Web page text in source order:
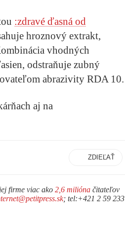
:zdravé ďasná od
hroznový extrakt,
vhodných
odstraňuje zubný
abrazivity RDA 10.
aj na
ZDIEĽAŤ
firme viac ako 2,6 milióna čitateľov
; tel:+421 2 59 233